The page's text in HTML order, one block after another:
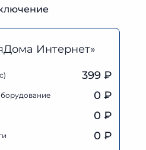
Интернет»
399 ₽
0 ₽
0 ₽
0 ₽